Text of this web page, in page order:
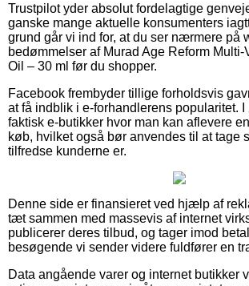
Trustpilot yder absolut fordelagtige
ganske mange aktuelle konsumenters
grund går vi ind for, at du ser nærmere på
bedømmelser af Murad Age Reform Multi-
Oil – 30 ml før du shopper.
Facebook frembyder tillige forholdsvis
at få indblik i e-forhandlerens popularitet.
faktisk e-butikker hvor man kan aflevere
køb, hvilket også bør anvendes til at tage
tilfredse kunderne er.
Denne side er finansieret ved hjælp af
tæt sammen med massevis af internet
publicerer deres tilbud, og tager imod
besøgende vi sender videre fuldfører en
Data angående varer og internet butikker